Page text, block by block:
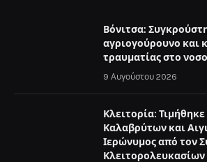
Βόνιτσα:
αγριογούρουνο και
τραυματίας στο
9 Αυγούστου 2026
Κλειτορία:
Καλαβρύτων και
Ιερώνυμος από τον